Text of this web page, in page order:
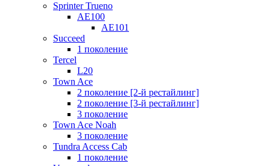
Sprinter Trueno
AE100
AE101
Succeed
1 поколение
Tercel
L20
Town Ace
2 поколение [2-й рестайлинг]
2 поколение [3-й рестайлинг]
3 поколение
Town Ace Noah
3 поколение
Tundra Access Cab
1 поколение